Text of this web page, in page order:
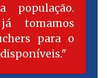
população.
tomamos
para o